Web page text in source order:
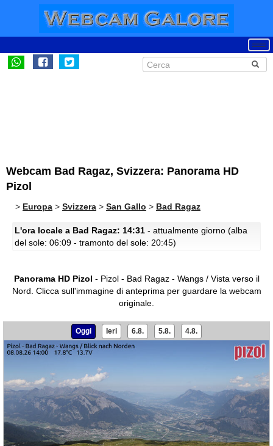
Webcam Bad Ragaz, Svizzera: Panorama HD
Pizol
> Europa > Svizzera > San Gallo > Bad Ragaz
L'ora locale a Bad Ragaz: 14:31 - attualmente giorno (alba
del sole: 06:09 - tramonto del sole: 20:45)
Panorama HD Pizol - Pizol - Bad Ragaz - Wangs / Vista verso il
Nord. Clicca sull'immagine di anteprima per guardare la webcam
originale.
Oggi Ieri 6.8. 5.8. 4.8.